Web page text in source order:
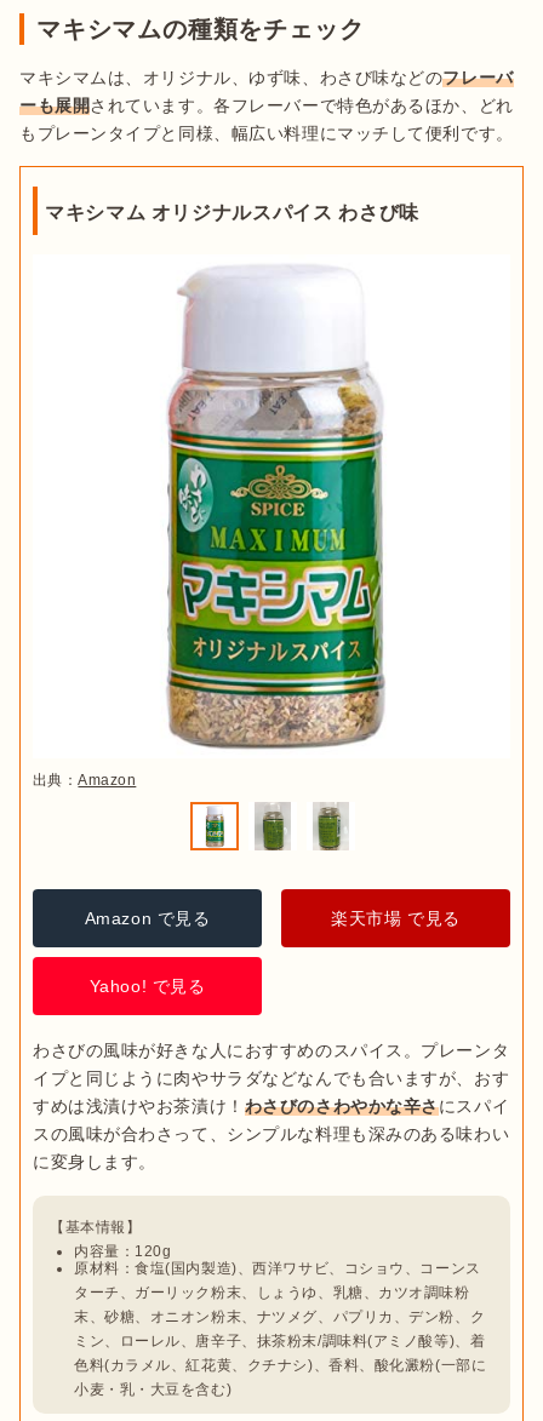
マキシマムの種類をチェック
マキシマムは、オリジナル、ゆず味、わさび味などのフレーバ
ーも展開されています。各フレーバーで特色があるほか、どれ
もプレーンタイプと同様、幅広い料理にマッチして便利です。
マキシマム オリジナルスパイス わさび味
出典：Amazon
Amazon で見る 楽天市場 で見る
Yahoo! で見る
わさびの風味が好きな人におすすめのスパイス。プレーンタ
イプと同じように肉やサラダなどなんでも合いますが、おす
すめは浅漬けやお茶漬け！ わさびのさわやかな辛さにスパイ
スの風味が合わさって、シンプルな料理も深みのある味わい
内容量：120g
原材料：食塩(国内製造)、西洋ワサビ、コショウ、コーンス
ターチ、ガーリック粉末、しょうゆ、乳糖、カツオ調味粉
末、砂糖、オニオン粉末、ナツメグ、パプリカ、デン粉、ク
ミン、ローレル、唐辛子、抹茶粉末/調味料(アミノ酸等)、着
色料(カラメル、紅花黄、クチナシ)、香料、酸化澱粉(一部に
小麦・乳・大豆を含む)